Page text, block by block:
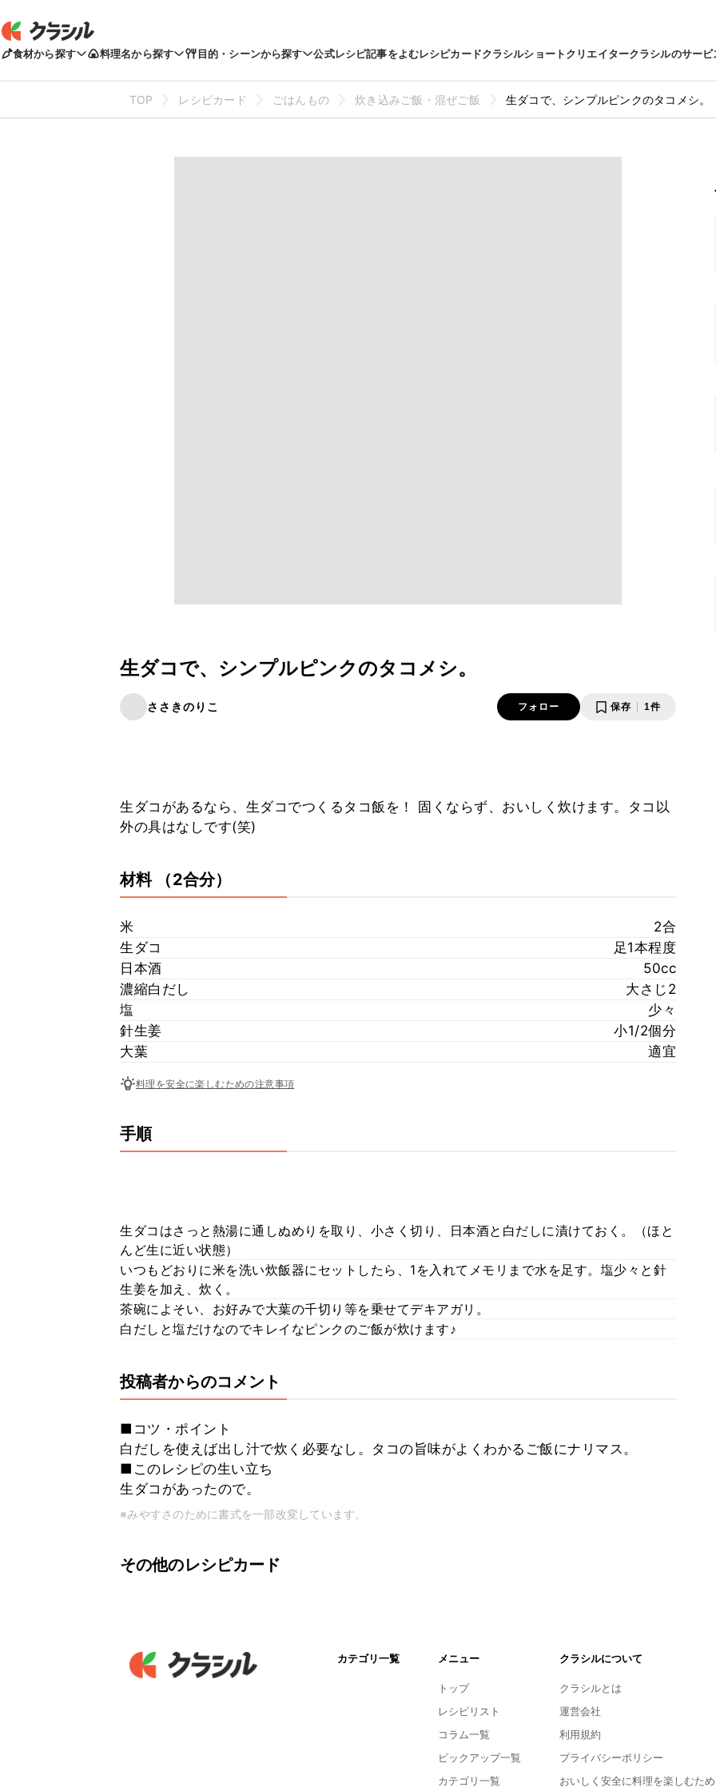
食材から探す 料理名から探す 目的・シーンから探す 公式レシピ記事をよむレシピカードクラシルショートクリエイタークラシルのサービ
TOP レシピカード ごはんもの 炊き込みご飯・混ぜご飯 生ダコで、シンプルピンクのタコメシ。
生ダコで、シンプルピンクのタコメシ。
ささきのりこ フォロー 保存 1件
生ダコがあるなら、生ダコでつくるタコ飯を！ 固くならず、おいしく炊けます。タコ以
外の具はなしです(笑)
材料 （2合分）
米
2合
生ダコ
足1本程度
日本酒
50cc
濃縮白だし
大さじ2
塩
少々
針生姜
小1/2個分
大葉
適宜
料理を安全に楽しむための注意事項
手順
生ダコはさっと熱湯に通しぬめりを取り、小さく切り、日本酒と白だしに漬けておく。（ほと
んど生に近い状態）
いつもどおりに米を洗い炊飯器にセットしたら、1を入れてメモリまで水を足す。塩少々と針
生姜を加え、炊く。
茶碗によそい、お好みで大葉の千切り等を乗せてデキアガリ。
白だしと塩だけなのでキレイなピンクのご飯が炊けます♪
投稿者からのコメント
■コツ・ポイント
白だしを使えば出し汁で炊く必要なし。タコの旨味がよくわかるご飯にナリマス。
■このレシピの生い立ち
生ダコがあったので。
※みやすさのために書式を一部改変しています。
その他のレシピカード
カテゴリ一覧 メニュー
トップ
レシピリスト
コラム一覧
ピックアップ一覧
カテゴリ一覧
クラシルについて
クラシルとは
運営会社
利用規約
プライバシーポリシー
おいしく安全に料理を楽しむため